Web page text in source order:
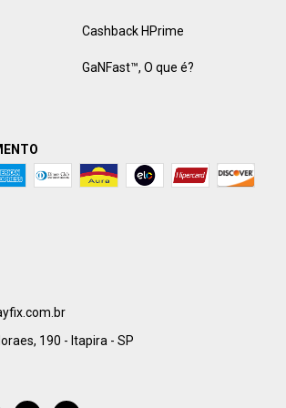
Cashback HPrime
GaNFast™️, O que é?
190 - Itapira - SP